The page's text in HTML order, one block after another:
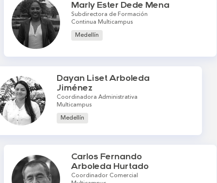
Marly Ester Dede Mena
Subdirectora de Formación
Continua Multicampus
Medellín
Dayan Liset Arboleda
Jiménez
Coordinadora Administrativa
Multicampus
Medellín
Carlos Fernando
Arboleda Hurtado
Coordinador Comercial